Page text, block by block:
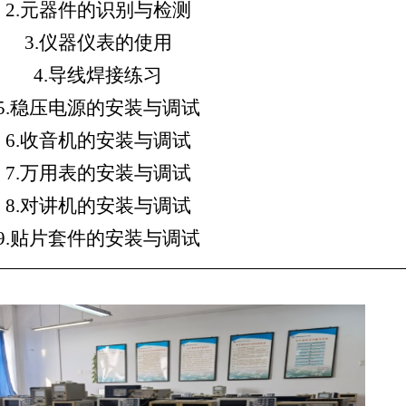
2.元器件的识别与检测
3.仪器仪表的使用
4.导线焊接练习
稳压电源的安装与调试
6.收音机的安装与调试
7.万用表的安装与调试
8.对讲机的安装与调试
贴片套件的安装与调试